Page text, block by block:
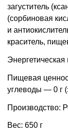
загуститель
(сорбиновая
и
краситель,
Энергетическая
Пищевая
углеводы — 0 г
Производство:
Вес: 650 г